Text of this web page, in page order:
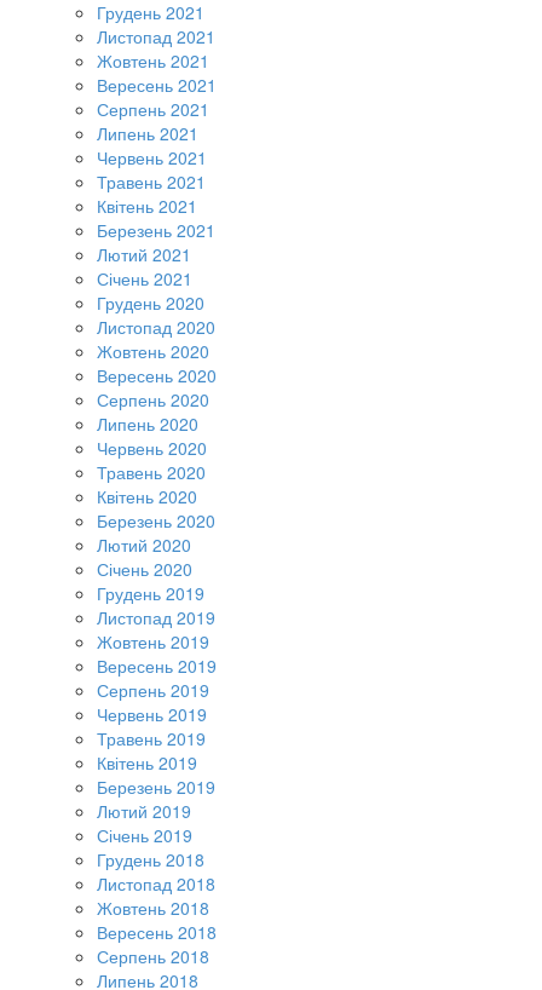
Грудень 2021
Листопад 2021
Жовтень 2021
Вересень 2021
Серпень 2021
Липень 2021
Червень 2021
Травень 2021
Квітень 2021
Березень 2021
Лютий 2021
Січень 2021
Грудень 2020
Листопад 2020
Жовтень 2020
Вересень 2020
Серпень 2020
Липень 2020
Червень 2020
Травень 2020
Квітень 2020
Березень 2020
Лютий 2020
Січень 2020
Грудень 2019
Листопад 2019
Жовтень 2019
Вересень 2019
Серпень 2019
Червень 2019
Травень 2019
Квітень 2019
Березень 2019
Лютий 2019
Січень 2019
Грудень 2018
Листопад 2018
Жовтень 2018
Вересень 2018
Серпень 2018
Липень 2018